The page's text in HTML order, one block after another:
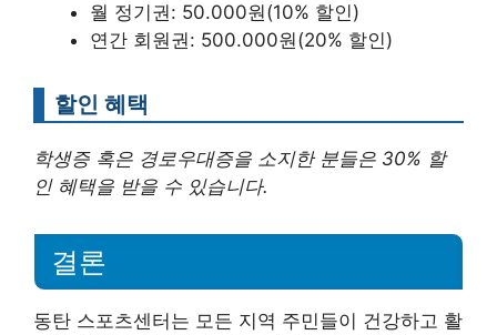
월 정기권: 50.000원(10% 할인)
연간 회원권: 500.000원(20% 할인)
할인 혜택
학생증 혹은 경로우대증을 소지한 분들은 30% 할
인 혜택을 받을 수 있습니다.
결론
동탄 스포츠센터는 모든 지역 주민들이 건강하고 활